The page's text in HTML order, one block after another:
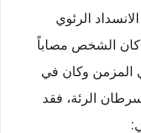
الرئوي
كان الشخص مصاباً
المزمن وكان في
الرئة، فقد